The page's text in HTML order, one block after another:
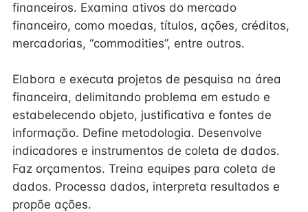
financeiros. Examina ativos do mercado
financeiro, como moedas, títulos, ações, créditos,
mercadorias, “commodities”, entre outros.
Elabora e executa projetos de pesquisa na área
financeira, delimitando problema em estudo e
estabelecendo objeto, justificativa e fontes de
informação. Define metodologia. Desenvolve
indicadores e instrumentos de coleta de dados.
Faz orçamentos. Treina equipes para coleta de
dados. Processa dados, interpreta resultados e
propõe ações.